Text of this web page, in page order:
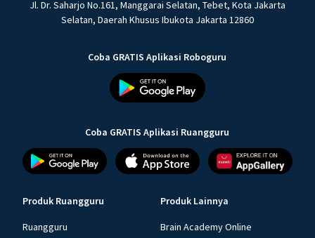
Jl. Dr. Saharjo No.161, Manggarai Selatan, Tebet, Kota Jakarta
Selatan, Daerah Khusus Ibukota Jakarta 12860
Coba GRATIS Aplikasi Roboguru
Coba GRATIS Aplikasi Ruangguru
Produk Ruangguru
Ruangguru
Produk Lainnya
Brain Academy Online